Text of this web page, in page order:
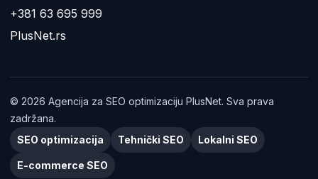
+381 63 695 999
PlusNet.rs
© 2026 Agencija za SEO optimizaciju PlusNet. Sva prava
zadržana.
SEO optimizacija
Tehnički SEO Lokalni SEO
E-commerce SEO